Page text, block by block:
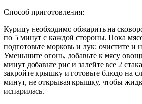
Способ приготовления:
Курицу необходимо обжарить на
по 5 минут с каждой стороны. Пока
подготовьте морковь и лук: очистите и
Уменьшите огонь, добавьте к мясу
минут добавьте рис и залейте все 2
закройте крышку и готовьте блюдо на
минут, не открывая крышку, чтобы
испарилась.